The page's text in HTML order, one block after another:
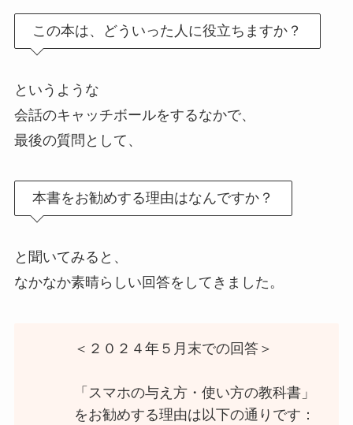
この本は、どういった人に役立ちますか？
というような
会話のキャッチボールをするなかで、
最後の質問として、
本書をお勧めする理由はなんですか？
と聞いてみると、
なかなか素晴らしい回答をしてきました。
＜２０２４年５月末での回答＞
「スマホの与え方・使い方の教科書」
をお勧めする理由は以下の通りです：